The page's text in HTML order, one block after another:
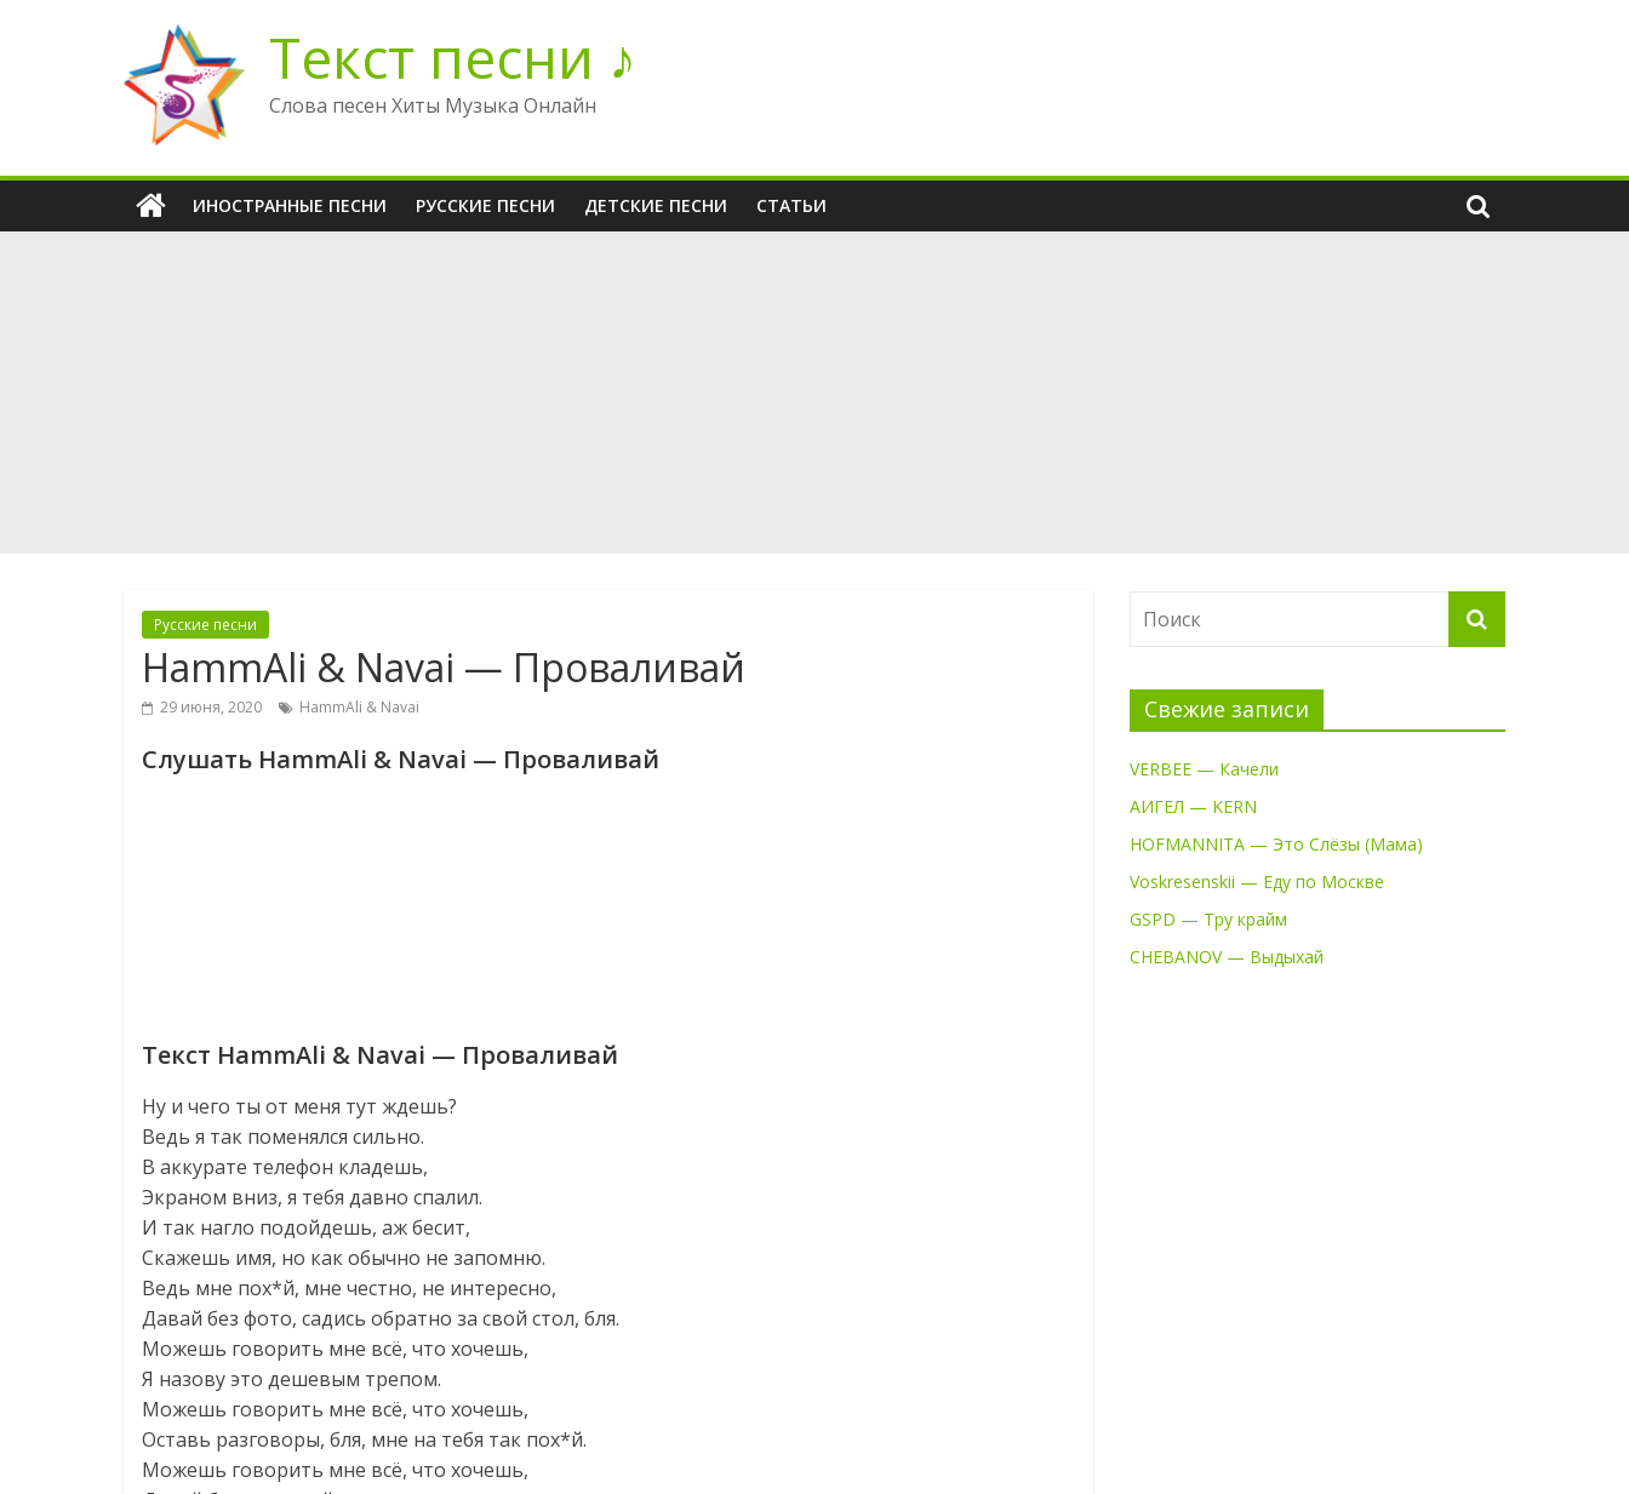
содержимому
Текст песни ♪
Слова песен Хиты Музыка Онлайн
ИНОСТРАННЫЕ ПЕСНИ РУССКИЕ ПЕСНИ ДЕТСКИЕ ПЕСНИ СТАТЬИ
Русские песни
HammAli & Navai — Проваливай
29 июня, 2020 HammAli & Navai
Слушать HammAli & Navai — Проваливай
Текст HammAli & Navai — Проваливай
Ну и чего ты от меня тут ждешь?
Ведь я так поменялся сильно.
В аккурате телефон кладешь,
Экраном вниз, я тебя давно спалил.
И так нагло подойдешь, аж бесит,
Скажешь имя, но как обычно не запомню.
Ведь мне пох*й, мне честно, не интересно,
Давай без фото, садись обратно за свой стол, бля.
Можешь говорить мне всё, что хочешь,
Я назову это дешевым трепом.
Можешь говорить мне всё, что хочешь,
Оставь разговоры, бля, мне на тебя так пох*й.
Можешь говорить мне всё, что хочешь,
Свежие записи
VERBEE — Качели
АИГЕЛ — KERN
HOFMANNITA — Это Слёзы (Мама)
Voskresenskii — Еду по Москве
GSPD — Тру крайм
CHEBANOV — Выдыхай